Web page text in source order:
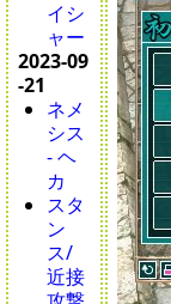
イシ
ャー
2023-09
-21
ネメ
シス
- ヘ
カ
スタ
ン
ス/
近接